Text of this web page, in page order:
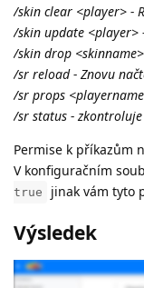
/skin clear <player> -
/skin update <player>
/skin drop
/sr reload - Znovu
/sr props
/sr status -
Permise k příkazům
V konfiguračním
true
jinak vám tyto
Výsledek